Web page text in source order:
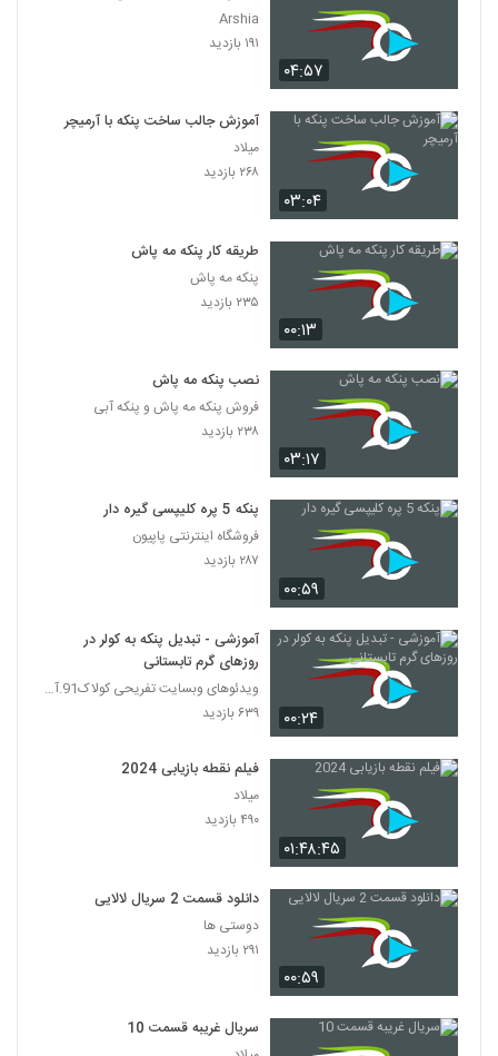
۰۴:۵۷
Arshia
۱۹۱ بازدید
۰۳:۰۴
آموزش جالب ساخت پنکه با آرمیچر
میلاد
۲۶۸ بازدید
۰۰:۱۳
طریقه کار پنکه مه پاش
پنکه مه پاش
۲۳۵ بازدید
۰۳:۱۷
نصب پنکه مه پاش
فروش پنکه مه پاش و پنکه آبی
۲۳۸ بازدید
۰۰:۵۹
پنکه 5 پره کلیپسی گیره دار
فروشگاه اینترنتی پاپیون
۲۸۷ بازدید
۰۰:۲۴
آموزشی - تبدیل پنکه به کولر در
روزهای گرم تابستانی
ویدئوهای وبسایت تفریحی کولاک91.آی آر|koolak91.ir
۶۳۹ بازدید
۰۱:۴۸:۴۵
فیلم نقطه بازیابی 2024
میلاد
۴۹۰ بازدید
۰۰:۵۹
دانلود قسمت 2 سریال لالایی
دوستی ها
۲۹۱ بازدید
سریال غریبه قسمت 10